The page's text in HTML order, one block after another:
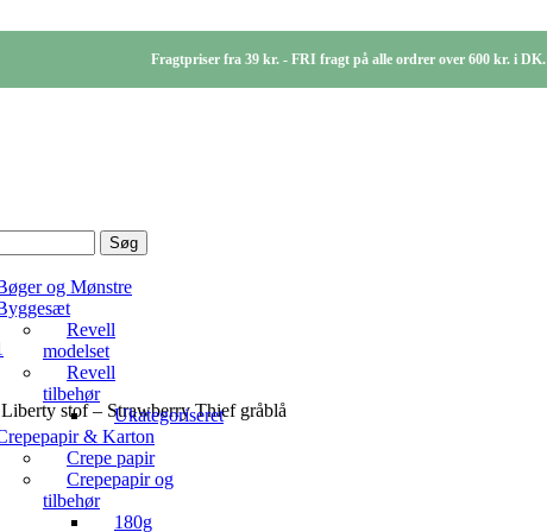
Fragtpriser fra 39 kr. - FRI fragt på alle ordrer over 600 kr. i DK.
og Mønstre
Revell
modelset
Revell
tilbehør
Ukategoriseret
& Karton
Crepe papir
Crepepapir og
tilbehør
180g
Søg
Liberty stof – Strawberry Thief gråblå